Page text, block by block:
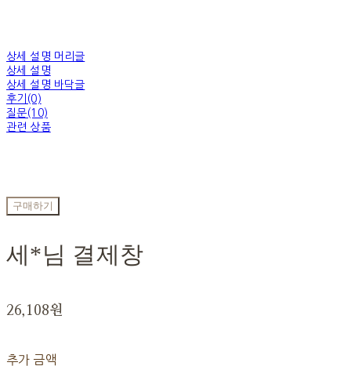
상세 설명 머리글
상세 설명
상세 설명 바닥글
후기(0)
질문(10)
관련 상품
구매하기
세*님 결제창
26,108원
추가 금액